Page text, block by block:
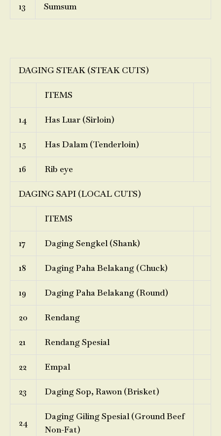
13 Sumsum
DAGING STEAK (STEAK CUTS)
ITEMS
14 Has Luar (Sirloin)
15 Has Dalam (Tenderloin)
16 Rib eye
DAGING SAPI (LOCAL CUTS)
ITEMS
17 Daging Sengkel (Shank)
18 Daging Paha Belakang (Chuck)
19 Daging Paha Belakang (Round)
20 Rendang
21 Rendang Spesial
22 Empal
23 Daging Sop, Rawon (Brisket)
24
Daging Giling Spesial (Ground Beef
Non-Fat)